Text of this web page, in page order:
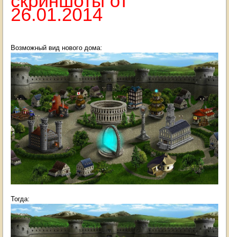
26.01.2014
Возможный вид нового дома:
Тогда: